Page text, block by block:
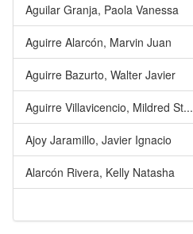
Aguilar Granja, Paola Vanessa
Aguirre Alarcón, Marvin Juan
Aguirre Bazurto, Walter Javier
Aguirre Villavicencio, Mildred St...
Ajoy Jaramillo, Javier Ignacio
Alarcón Rivera, Kelly Natasha